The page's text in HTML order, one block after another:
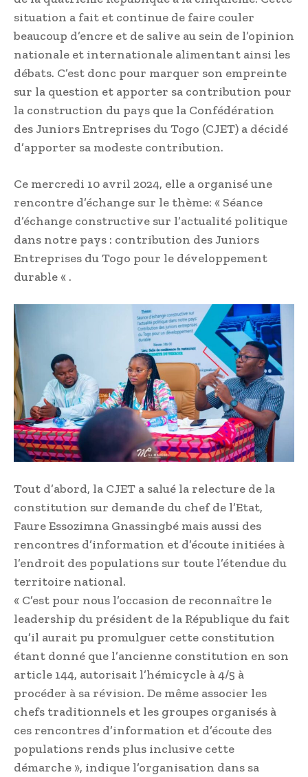
situation a fait et continue de faire couler
beaucoup d’encre et de salive au sein de l’opinion
nationale et internationale alimentant ainsi les
débats. C’est donc pour marquer son empreinte
sur la question et apporter sa contribution pour
la construction du pays que la Confédération
des Juniors Entreprises du Togo (CJET) a décidé
d’apporter sa modeste contribution.
Ce mercredi 10 avril 2024, elle a organisé une
rencontre d’échange sur le thème: « Séance
d’échange constructive sur l’actualité politique
dans notre pays : contribution des Juniors
Entreprises du Togo pour le développement
durable « .
Tout d’abord, la CJET a salué la relecture de la
constitution sur demande du chef de l’Etat,
Faure Essozimna Gnassingbé mais aussi des
rencontres d’information et d’écoute initiées à
l’endroit des populations sur toute l’étendue du
territoire national.
« C’est pour nous l’occasion de reconnaître le
leadership du président de la République du fait
qu’il aurait pu promulguer cette constitution
étant donné que l’ancienne constitution en son
article 144, autorisait l’hémicycle à 4/5 à
procéder à sa révision. De même associer les
chefs traditionnels et les groupes organisés à
ces rencontres d’information et d’écoute des
populations rends plus inclusive cette
démarche », indique l’organisation dans sa